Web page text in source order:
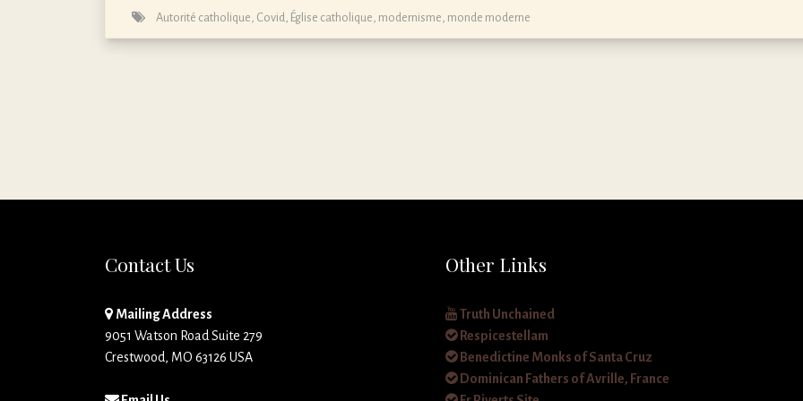
Autorité catholique Covid Église catholique modernisme monde moderne
Contact Us
Mailing Address
9051 Watson Road Suite 279
Crestwood, MO 63126 USA
Other Links
Truth Unchained
Respicestellam
Benedictine Monks of Santa Cruz
Dominican Fathers of Avrille, France